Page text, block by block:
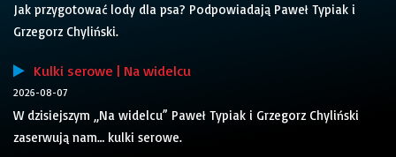
Jak przygotować lody dla psa? Podpowiadają Paweł Typiak i
Grzegorz Chyliński.
Kulki serowe | Na widelcu
2026-08-07
W dzisiejszym „Na widelcu” Paweł Typiak i Grzegorz Chyliński
zaserwują nam… kulki serowe.